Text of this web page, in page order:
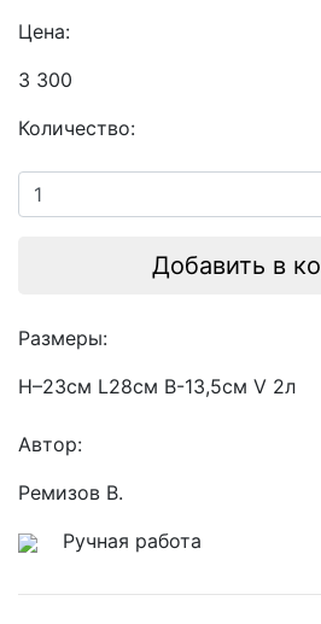
Цена:
3 300
Количество:
Добавить в
Размеры:
Н–23см L28см В-13,5см V 2л
Автор:
Ремизов В.
Ручная работа